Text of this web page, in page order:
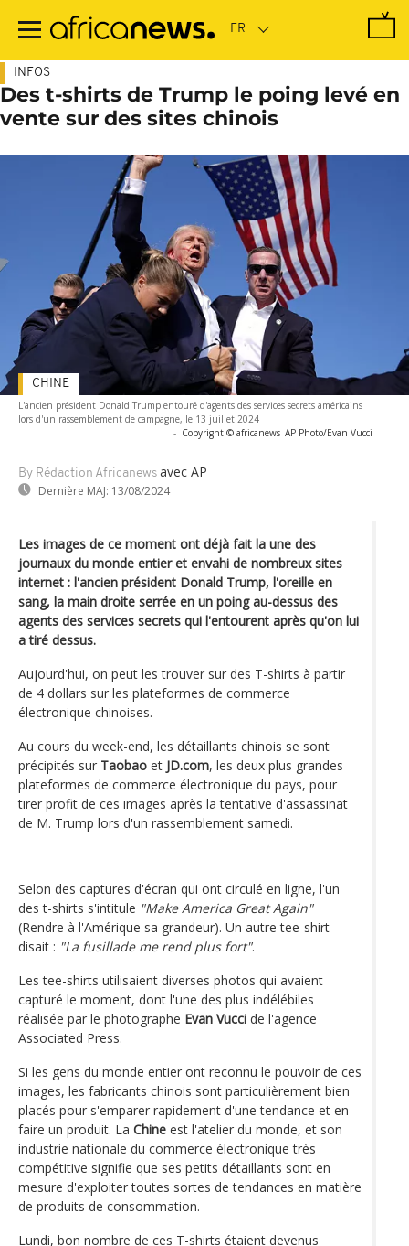
contenu
INFOS
Des t-shirts de Trump le poing levé en
vente sur des sites chinois
L'ancien président Donald Trump entouré d'agents des services secrets américains
lors d'un rassemblement de campagne, le 13 juillet 2024
- Copyright © africanews AP Photo/Evan Vucci
By Rédaction Africanews avec AP
Dernière MAJ: 13/08/2024
CHINE
Les images de ce moment ont déjà fait la une des
journaux du monde entier et envahi de nombreux sites
internet : l'ancien président Donald Trump, l'oreille en
sang, la main droite serrée en un poing au-dessus des
agents des services secrets qui l'entourent après qu'on lui
a tiré dessus.
Aujourd'hui, on peut les trouver sur des T-shirts à partir
de 4 dollars sur les plateformes de commerce
électronique chinoises.
Au cours du week-end, les détaillants chinois se sont
précipités sur Taobao et JD.com, les deux plus grandes
plateformes de commerce électronique du pays, pour
tirer profit de ces images après la tentative d'assassinat
de M. Trump lors d'un rassemblement samedi.
Selon des captures d'écran qui ont circulé en ligne, l'un
des t-shirts s'intitule "Make America Great Again"
(Rendre à l'Amérique sa grandeur). Un autre tee-shirt
disait : "La fusillade me rend plus fort".
Les tee-shirts utilisaient diverses photos qui avaient
capturé le moment, dont l'une des plus indélébiles
réalisée par le photographe Evan Vucci de l'agence
Associated Press.
Si les gens du monde entier ont reconnu le pouvoir de ces
images, les fabricants chinois sont particulièrement bien
placés pour s'emparer rapidement d'une tendance et en
faire un produit. La Chine est l'atelier du monde, et son
industrie nationale du commerce électronique très
compétitive signifie que ses petits détaillants sont en
mesure d'exploiter toutes sortes de tendances en matière
de produits de consommation.
Lundi, bon nombre de ces T-shirts étaient devenus